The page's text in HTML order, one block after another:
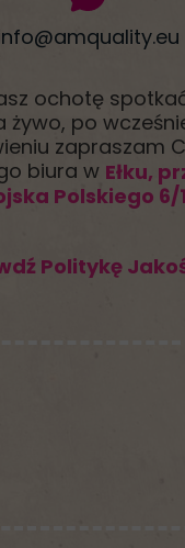
ochotę
żywo, po
zapraszam
biura w Ełku,
Polskiego 6/
Politykę